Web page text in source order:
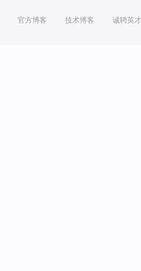
官方博客 技术博客 诚聘英才